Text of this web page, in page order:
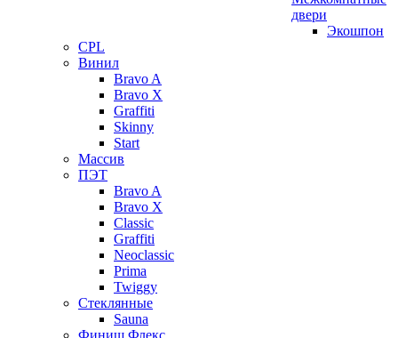
двери
Экошпон
CPL
Винил
Bravo A
Bravo X
Graffiti
Skinny
Start
Массив
ПЭТ
Bravo A
Bravo X
Classic
Graffiti
Neoclassic
Prima
Twiggy
Стеклянные
Sauna
Финиш Флекс